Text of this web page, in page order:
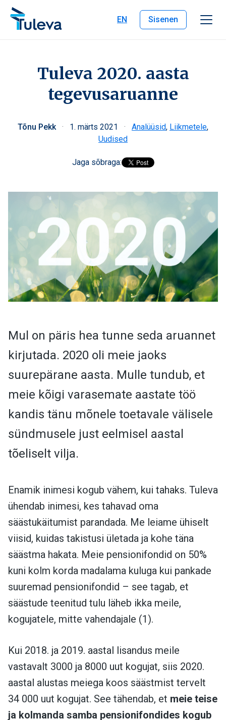
Liigu edasi sisu juurde
EN
Sisenen
Tuleva 2020. aasta
tegevusaruanne
Tõnu Pekk · 1. märts 2021 · Analüüsid, Liikmetele,
Uudised
Jaga sõbraga:
Mul on päris hea tunne seda aruannet
kirjutada. 2020 oli meie jaoks
suurepärane aasta. Mulle tundub, et
meie kõigi varasemate aastate töö
kandis tänu mõnele toetavale välisele
sündmusele just eelmisel aastal
tõeliselt vilja.
Enamik inimesi kogub vähem, kui tahaks. Tuleva
ühendab inimesi, kes tahavad oma
säästukäitumist parandada. Me leiame ühiselt
viisid, kuidas takistusi ületada ja kohe täna
säästma hakata. Meie pensionifondid on 50%
kuni kolm korda madalama kuluga kui pankade
suuremad pensionifondid – see tagab, et
säästude teenitud tulu läheb ikka meile,
kogujatele, mitte vahendajale (1).
Kui 2018. ja 2019. aastal lisandus meile
vastavalt 3000 ja 8000 uut kogujat, siis 2020.
aastal alustas meiega koos säästmist tervelt
34 000 uut kogujat. See tähendab, et meie teise
ja kolmanda samba pensionifondides kogub